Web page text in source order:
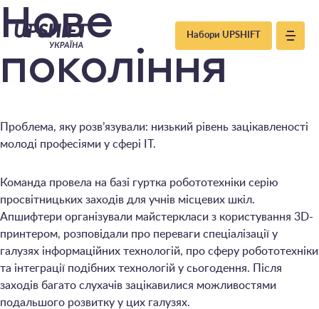
Upshift
–
Україна
Набори UPSHIFT
Нове
покоління
Проблема, яку розв’язували: низький рівень зацікавленості
молоді професіями у сфері IT.
Команда провела на базі гуртка робототехніки серію
просвітницьких заходів для учнів місцевих шкіл.
Апшифтери організували майстеркласи з користування 3D-
принтером, розповідали про переваги спеціалізації у
галузях інформаційних технологій, про сферу робототехніки
та інтеграції подібних технологій у сьогодення. Після
заходів багато слухачів зацікавилися можливостями
подальшого розвитку у цих галузях.